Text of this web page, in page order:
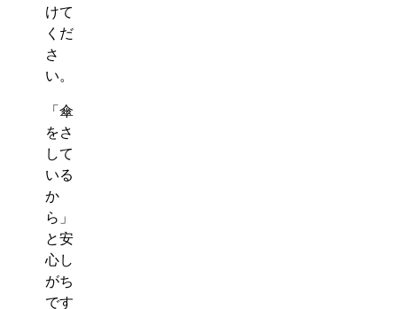
けて
くだ
さ
い。
「傘
をさ
して
いる
か
ら」
と安
心し
がち
です